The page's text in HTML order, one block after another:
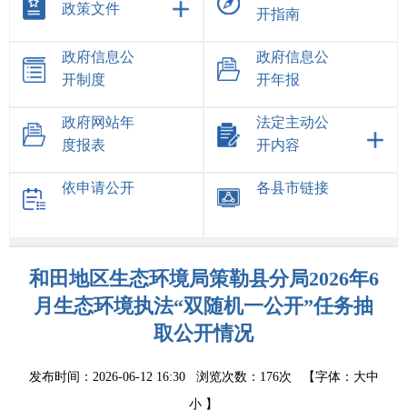
政策文件
开指南
政府信息公
开制度
政府信息公
开年报
政府网站年
度报表
法定主动公
开内容
依申请公开 各县市链接
和田地区生态环境局策勒县分局2026年6
月生态环境执法“双随机一公开”任务抽
取公开情况
发布时间：2026-06-12 16:30浏览次数： 176次 【字体： 大中
小 】